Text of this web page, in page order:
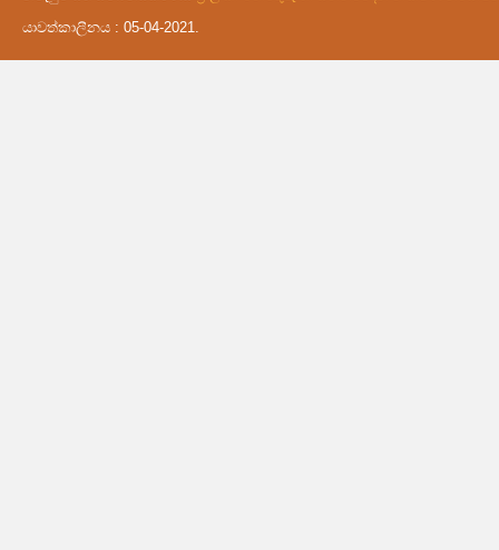
යාවත්කාලීනය : 05-04-2021.